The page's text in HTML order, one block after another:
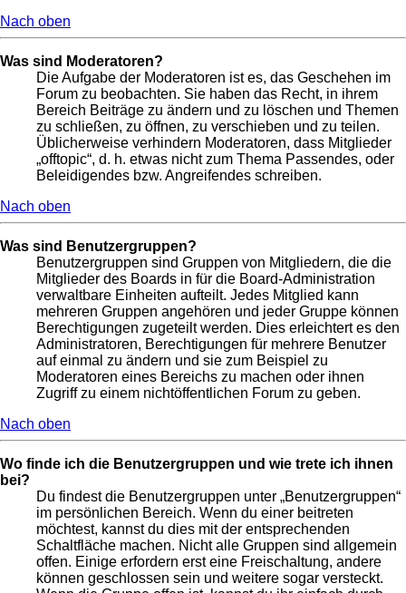
Nach oben
Was sind Moderatoren?
Die Aufgabe der Moderatoren ist es, das Geschehen im
Forum zu beobachten. Sie haben das Recht, in ihrem
Bereich Beiträge zu ändern und zu löschen und Themen
zu schließen, zu öffnen, zu verschieben und zu teilen.
Üblicherweise verhindern Moderatoren, dass Mitglieder
„offtopic“, d. h. etwas nicht zum Thema Passendes, oder
Beleidigendes bzw. Angreifendes schreiben.
Nach oben
Was sind Benutzergruppen?
Benutzergruppen sind Gruppen von Mitgliedern, die die
Mitglieder des Boards in für die Board-Administration
verwaltbare Einheiten aufteilt. Jedes Mitglied kann
mehreren Gruppen angehören und jeder Gruppe können
Berechtigungen zugeteilt werden. Dies erleichtert es den
Administratoren, Berechtigungen für mehrere Benutzer
auf einmal zu ändern und sie zum Beispiel zu
Moderatoren eines Bereichs zu machen oder ihnen
Zugriff zu einem nichtöffentlichen Forum zu geben.
Nach oben
Wo finde ich die Benutzergruppen und wie trete ich ihnen
bei?
Du findest die Benutzergruppen unter „Benutzergruppen“
im persönlichen Bereich. Wenn du einer beitreten
möchtest, kannst du dies mit der entsprechenden
Schaltfläche machen. Nicht alle Gruppen sind allgemein
offen. Einige erfordern erst eine Freischaltung, andere
können geschlossen sein und weitere sogar versteckt.